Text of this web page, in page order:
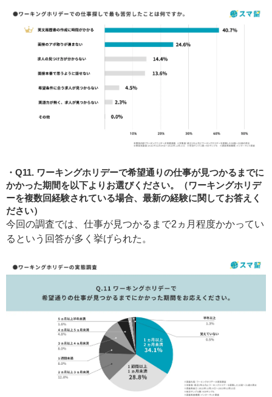
Q11. ワーキングホリデーで希望通りの仕事が見つかるまでに
かかった期間を以下よりお選びください。（ワーキングホリデ
ーを複数回経験されている場合、最新の経験に関してお答えく
ださい）
今回の調査では、仕事が見つかるまで2ヵ月程度かかってい
るという回答が多く挙げられた。